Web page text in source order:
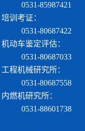
0531-85987421
培训考证：
0531-80687422
机动车鉴定评估：
0531-80687033
工程机械研究所：
0531-80687558
内燃机研究所：
0531-88601738